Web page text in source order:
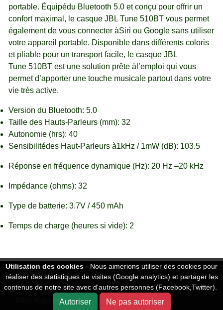
portable. Équipédu Bluetooth 5.0 et conçu pour offrir un
confort maximal, le casque JBL Tune 510BT vous permet
également de vous connecter àSiri ou Google sans utiliser
votre appareil portable. Disponible dans différents coloris
et pliable pour un transport facile, le casque JBL
Tune 510BT est une solution prête àl’emploi qui vous
permet d’apporter une touche musicale partout dans votre
vie très active.
Version du Bluetooth: 5.0
Taille des Hauts-Parleurs (mm): 32
Autonomie (hrs): 40
Sensibilitédes Haut-Parleurs à1kHz / 1mW (dB): 103.5
Réponse en fréquence dynamique (Hz): 20 Hz –20 kHz
Impédance (ohms): 32
Type de batterie: 3.7V / 450 mAh
Temps de charge (heures si vide): 2
Infos légales
Utilisation des cookies - Nous aimerions utiliser des cookies pour
réaliser des statistiques de visites (Google analytics) et partager les
contenus de notre site avec d'autres personnes (Facebook,Twitter).
Autoriser Ne pas autoriser